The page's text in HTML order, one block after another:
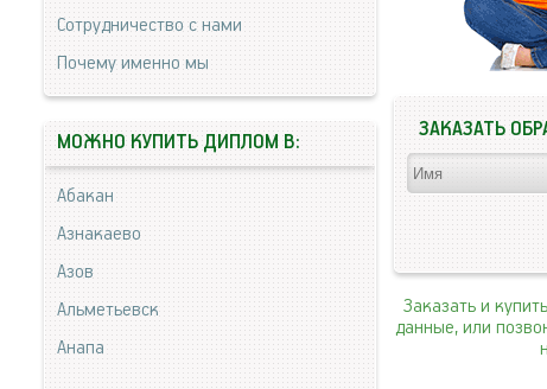
ЗАКАЗАТЬ
Заказать и
данные, или
Сотрудничество с нами
Почему именно мы
МОЖНО КУПИТЬ ДИПЛОМ В:
Абакан
Азнакаево
Азов
Альметьевск
Анапа